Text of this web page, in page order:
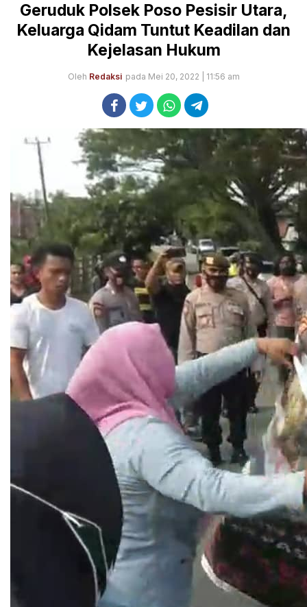
Geruduk Polsek Poso Pesisir Utara,
Keluarga Qidam Tuntut Keadilan dan
Kejelasan Hukum
Oleh Redaksi pada Mei 20, 2022 | 11:56 am